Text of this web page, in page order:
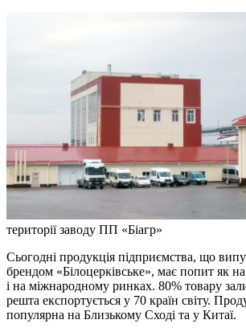
території заводу ПП «Біагр»
Сьогодні продукція підприємства, що
брендом «Білоцерківське», має попит як
і на міжнародному ринках. 80% товару
решта експортується у 70 країн світу.
популярна на Близькому Сході та у Китаї.